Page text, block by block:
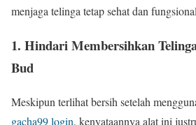
menjaga telinga tetap sehat dan
1. Hindari Membersihkan
Bud
Meskipun terlihat bersih setelah
gacha99 login, kenyataannya alat ini